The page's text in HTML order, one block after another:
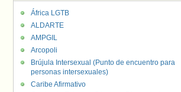
África LGTB
ALDARTE
AMPGIL
Arcopoli
Brújula Intersexual (Punto de encuentro para
personas intersexuales)
Caribe Afirmativo